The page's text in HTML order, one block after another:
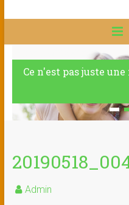
Ce n'est pas juste
Admin